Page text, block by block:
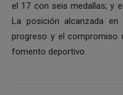
el 17 con seis medallas; y
La posición alcanzada
progreso y el compromiso
fomento deportivo.